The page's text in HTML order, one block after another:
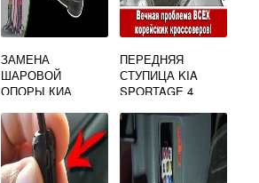
ЗАМЕНА
ШАРОВОЙ
ОПОРЫ КИА
ПЕРЕДНЯЯ
СТУПИЦА KIA
SPORTAGE 4